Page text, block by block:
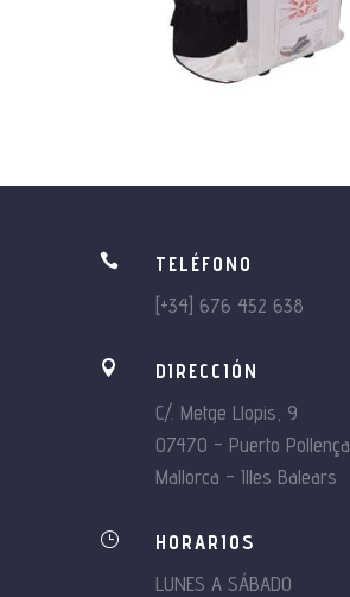

TELÉFONO
[+34] 676 452 638

DIRECCIÓN
C/. Metge Llopis, 9
07470 – Puerto Pollença
Mallorca – Illes Balears
}
HORARIOS
LUNES A SÁBADO